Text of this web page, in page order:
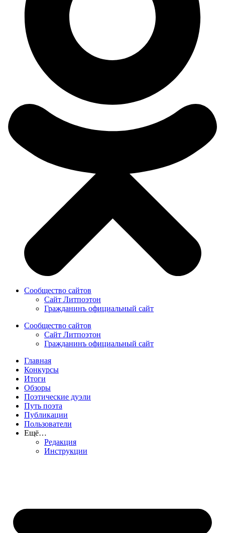
Сообщество сайтов
Сайт Литпоэтон
Гражданинъ официальный сайт
Сообщество сайтов
Сайт Литпоэтон
Гражданинъ официальный сайт
Главная
Конкурсы
Итоги
Обзоры
Поэтические дуэли
Путь поэта
Публикации
Пользователи
Ещё…
Редакция
Инструкции